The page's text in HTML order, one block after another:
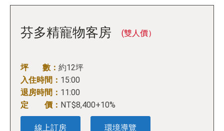
芬多精寵物客房 (雙人價）
坪 數： 約12坪
入住時間： 15:00
退房時間： 11:00
定 價： NT$8,400+10%
線上訂房 環境導覽